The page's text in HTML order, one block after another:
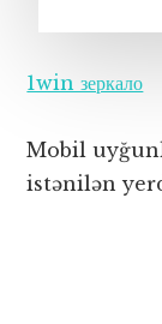
1win зеркало
Mobil
istənilən